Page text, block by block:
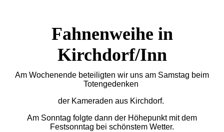
Fahnenweihe in
Kirchdorf/Inn
Am Wochenende beteiligten wir uns am Samstag beim
Totengedenken
der Kameraden aus Kirchdorf.
Am Sonntag folgte dann der Höhepunkt mit dem
Festsonntag bei schönstem Wetter.